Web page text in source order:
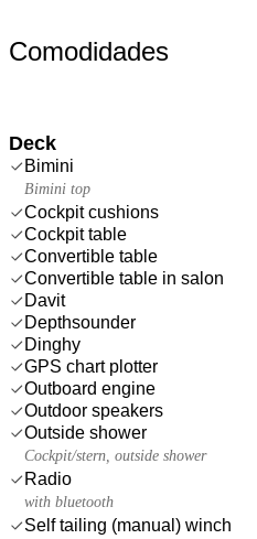
Comodidades
Deck
Bimini
Bimini top
Cockpit cushions
Cockpit table
Convertible table
Convertible table in salon
Davit
Depthsounder
Dinghy
GPS chart plotter
Outboard engine
Outdoor speakers
Outside shower
Cockpit/stern, outside shower
Radio
with bluetooth
Self tailing (manual) winch